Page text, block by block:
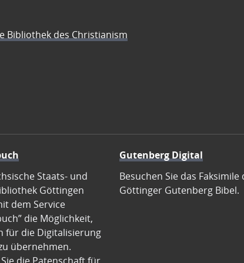
Bibliothek des Christianism
Staats- und
Göttingen
dem Service
die Möglichkeit,
für die Digitalisierung
übernehmen.
Gutenberg Digital
Besuchen Sie das Faksimile
Göttinger Gutenberg Bibel.